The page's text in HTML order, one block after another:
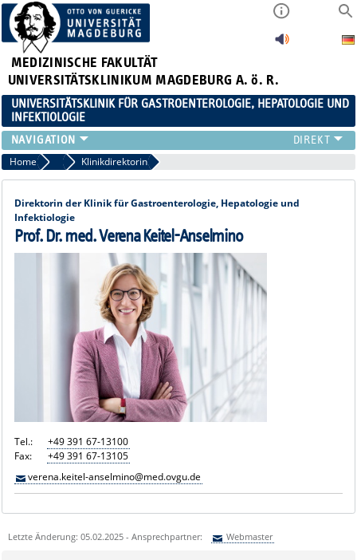
MEDIZINISCHE FAKULTÄT
UNIVERSITÄTSKLINIKUM MAGDEBURG A. ö. R.
UNIVERSITÄTSKLINIK FÜR GASTROENTEROLOGIE, HEPATOLOGIE UND
INFEKTIOLOGIE
TEAM
KLINIK
ZUWEISER
PATIENTEN
FORSCHUNG
VERANSTALTUNGEN / NEWS
Home Team Klinikdirektorin
Direktorin der Klinik für Gastroenterologie, Hepatologie und
Infektiologie
Prof. Dr. med. Verena Keitel-Anselmino
Tel.:
+49 391 67-13100
Fax:
+49 391 67-13105
verena.keitel-anselmino@med.ovgu.de
Letzte Änderung: 05.02.2025 - Ansprechpartner: Webmaster